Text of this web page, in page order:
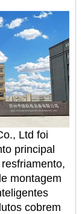
Ltd foi
principal
montagem
cobrem